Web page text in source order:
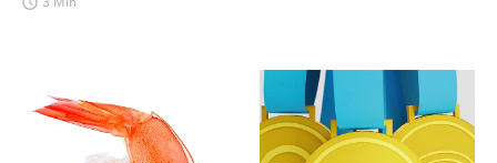
3 Min